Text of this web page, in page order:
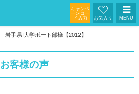
キャンペ
ーンコー
ド入力
お気入り MENU
岩手県I大学ボート部様【2012】
お客様の声